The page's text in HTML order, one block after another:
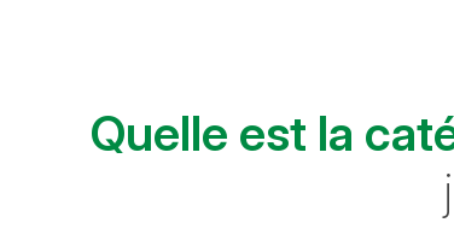
Quelle est la